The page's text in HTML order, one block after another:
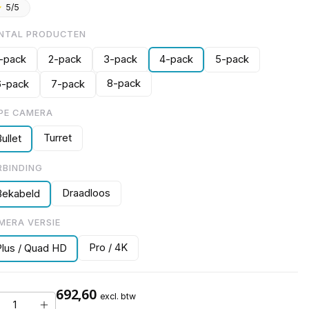
5/5
PRODUCTEN
pack 2-pack 3-pack 4-pack
5-pack
pack
7-pack 8-pack
CAMERA
Turret
Draadloos
VERSIE
/ Quad HD Pro / 4K
692,60 excl. btw